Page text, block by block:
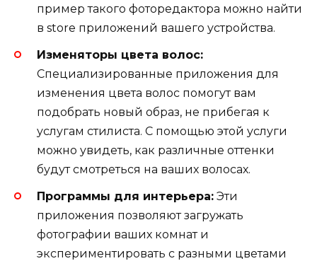
пример такого фоторедактора можно найти
в store приложений вашего устройства.
Изменяторы цвета волос:
Специализированные приложения для
изменения цвета волос помогут вам
подобрать новый образ, не прибегая к
услугам стилиста. С помощью этой услуги
можно увидеть, как различные оттенки
будут смотреться на ваших волосах.
Программы для интерьера: Эти
приложения позволяют загружать
фотографии ваших комнат и
экспериментировать с разными цветами